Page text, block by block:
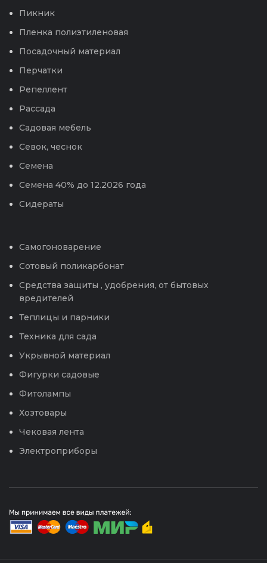
Пикник
Пленка полиэтиленовая
Посадочный материал
Перчатки
Репеллент
Рассада
Садовая мебель
Севок, чеснок
Семена
Семена 40% до 12.2026 года
Сидераты
Самогоноварение
Сотовый поликарбонат
Средства защиты , удобрения, от бытовых
вредителей
Теплицы и парники
Техника для сада
Укрывной материал
Фигурки садовые
Фитолампы
Хозтовары
Чековая лента
Электроприборы